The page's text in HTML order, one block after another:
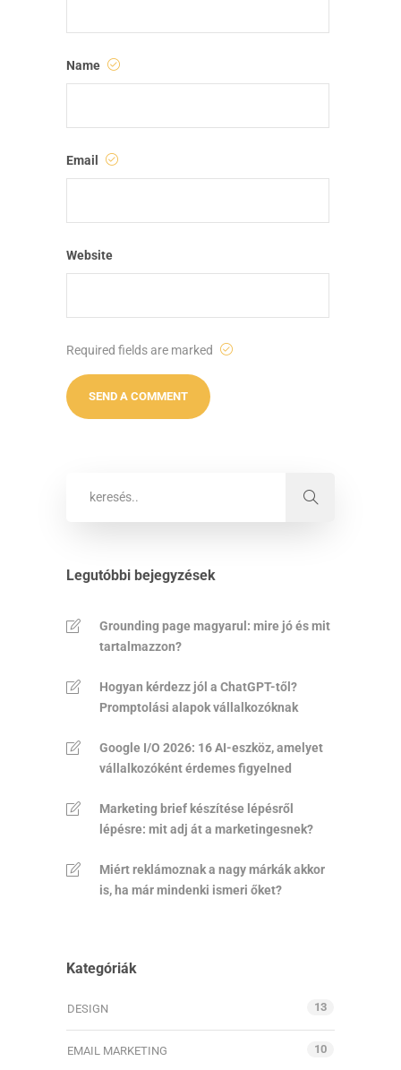
Name
Email
Website
Required fields are marked
Legutóbbi bejegyzések
Grounding page magyarul: mire jó és mit
tartalmazzon?
Hogyan kérdezz jól a ChatGPT-től?
Promptolási alapok vállalkozóknak
Google I/O 2026: 16 AI-eszköz, amelyet
vállalkozóként érdemes figyelned
Marketing brief készítése lépésről
lépésre: mit adj át a marketingesnek?
Miért reklámoznak a nagy márkák akkor
is, ha már mindenki ismeri őket?
Kategóriák
DESIGN 13
EMAIL MARKETING 10